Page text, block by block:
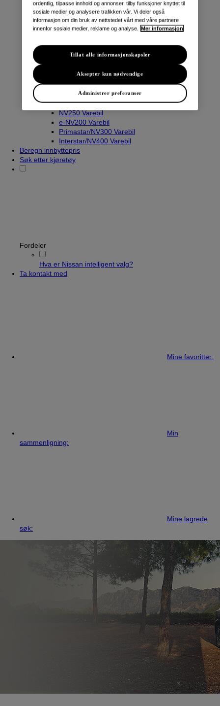
Navara
Townstar Varebil
Townstar El-Varebil
NV250 Varebil
e-NV200 Varebil
Primastar/NV300 Varebil
Interstar/NV400 Varebil
Beregn innbyttepris
Søk etter kjøretøy
Fordeler
Hva er Nissan intelligent valg?
Ta kontakt med
Mine favoritter:
Min
sammenligning:
Mine lagrede
søk:
ordentlig, tilpasse innhold og annonser, tilby funksjoner knyttet til
sosiale medier og analysere trafikken vår. Vi deler også
informasjon om din bruk av nettstedet vårt med våre partnere
innenfor sosiale medier, reklame og analyse.
Mer informasjon
Administrer preferanser
Aksepter kun nødvendige
Tillat alle informasjonskapsler